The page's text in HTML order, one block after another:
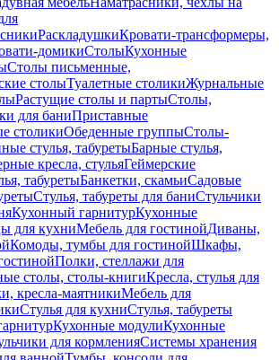
РаскладушкиКровати-трансформеры,
домикиСтолыКухонные
Столы письменные,
столыТуалетные столикиЖурнальные
Растущие столы и партыСтолы,
для баниПриставные
столикиОбеденные группыСтолы-
стулья, табуретыБарные стулья,
кресла, стульяГеймерские
табуретыБанкетки, скамьиСадовые
Стулья, табуреты для баниСтульчики
Кухонный гарнитурКухонные
для кухниМебель для гостинойДиваны,
Комоды, тумбы для гостинойШкафы,
Полки, стеллажи для
столы, столы-книгиКресла, стулья для
кресла-маятникиМебель для
Стулья для кухниСтулья, табуреты
Кухонные модулиКухонные
для кормленияСистемы хранения